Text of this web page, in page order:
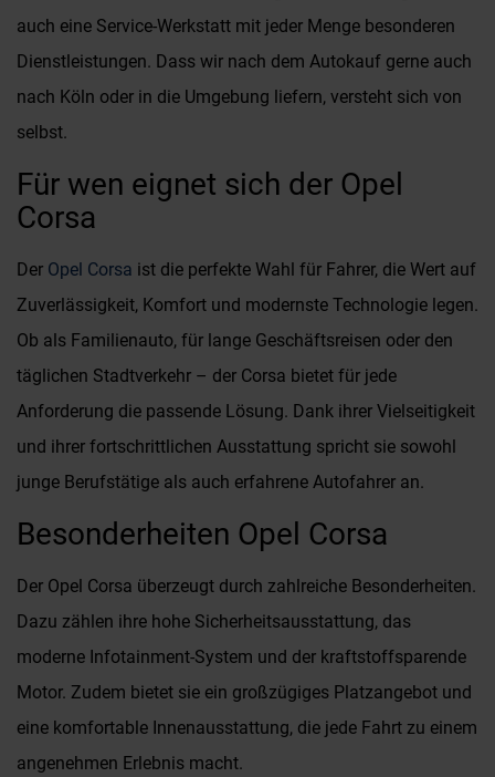
auch eine Service-Werkstatt mit jeder Menge besonderen
Dienstleistungen. Dass wir nach dem Autokauf gerne auch
nach Köln oder in die Umgebung liefern, versteht sich von
selbst.
Für wen eignet sich der Opel
Corsa
Der Opel Corsa ist die perfekte Wahl für Fahrer, die Wert auf
Zuverlässigkeit, Komfort und modernste Technologie legen.
Ob als Familienauto, für lange Geschäftsreisen oder den
täglichen Stadtverkehr – der Corsa bietet für jede
Anforderung die passende Lösung. Dank ihrer Vielseitigkeit
und ihrer fortschrittlichen Ausstattung spricht sie sowohl
junge Berufstätige als auch erfahrene Autofahrer an.
Besonderheiten Opel Corsa
Der Opel Corsa überzeugt durch zahlreiche Besonderheiten.
Dazu zählen ihre hohe Sicherheitsausstattung, das
moderne Infotainment-System und der kraftstoffsparende
Motor. Zudem bietet sie ein großzügiges Platzangebot und
eine komfortable Innenausstattung, die jede Fahrt zu einem
angenehmen Erlebnis macht.